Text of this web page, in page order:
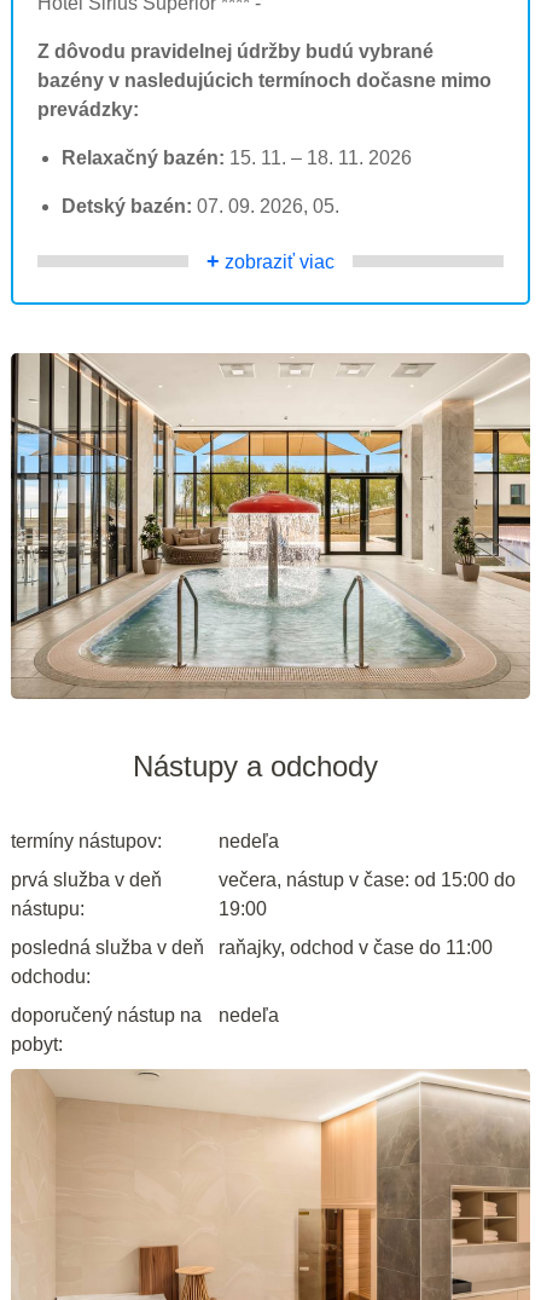
Z dôvodu pravidelnej údržby budú vybrané
bazény v nasledujúcich termínoch dočasne mimo
prevádzky:
Relaxačný bazén: 15. 11. – 18. 11. 2026
Detský bazén: 07. 09. 2026, 05.
+ zobraziť viac
Nástupy a odchody
termíny nástupov:
nedeľa
prvá služba v deň
nástupu:
večera, nástup v čase: od 15:00 do
19:00
posledná služba v deň
odchodu:
raňajky, odchod v čase do 11:00
doporučený nástup na
pobyt:
nedeľa